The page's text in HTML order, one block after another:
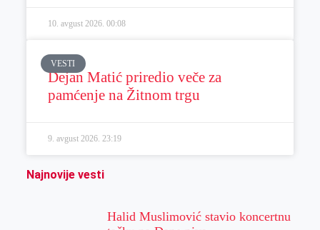
10. avgust 2026. 00:08
VESTI
Dejan Matić priredio veče za
pamćenje na Žitnom trgu
9. avgust 2026. 23:19
Najnovije vesti
Halid Muslimović stavio koncertnu